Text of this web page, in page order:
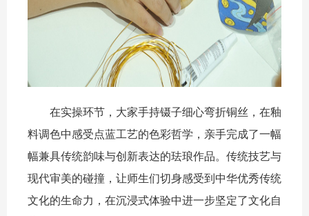
在实操环节，大家手持镊子细心弯折铜丝，在釉
料调色中感受点蓝工艺的色彩哲学，亲手完成了一幅
幅兼具传统韵味与创新表达的珐琅作品。传统技艺与
现代审美的碰撞，让师生们切身感受到中华优秀传统
文化的生命力，在沉浸式体验中进一步坚定了文化自